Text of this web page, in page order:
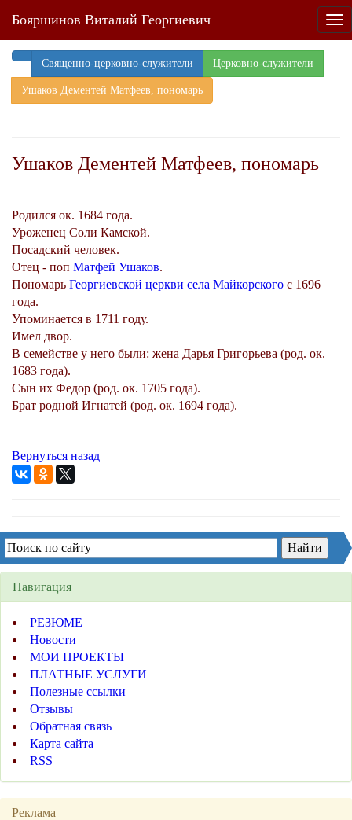
Бояршинов Виталий Георгиевич
Священно-церковно-служители Церковно-служители
Ушаков Дементей Матфеев, пономарь
Ушаков Дементей Матфеев, пономарь
Родился ок. 1684 года.
Уроженец Соли Камской.
Посадский человек.
Отец - поп Матфей Ушаков.
Пономарь Георгиевской церкви села Майкорского с 1696
года.
Упоминается в 1711 году.
Имел двор.
В семействе у него были: жена Дарья Григорьева (род. ок.
1683 года).
Сын их Федор (род. ок. 1705 года).
Брат родной Игнатей (род. ок. 1694 года).
Вернуться назад
Навигация
РЕЗЮМЕ
Новости
МОИ ПРОЕКТЫ
ПЛАТНЫЕ УСЛУГИ
Полезные ссылки
Отзывы
Обратная связь
Карта сайта
RSS
Реклама